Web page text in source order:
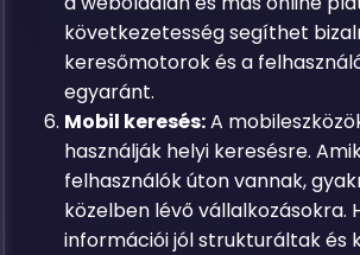
következetesség segíthet
keresőmotorok és a
egyaránt.
Mobil keresés:A
használják helyi keresésre.
felhasználók úton vannak,
közelben lévő vállalkozásokra.
információi jól strukturáltak és